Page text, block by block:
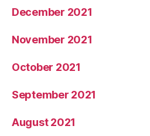
December 2021
November 2021
October 2021
September 2021
August 2021